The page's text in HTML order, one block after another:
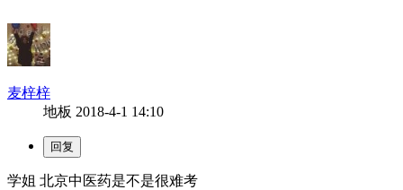
麦梓梓
地板 2018-4-1 14:10
学姐 北京中医药是不是很难考